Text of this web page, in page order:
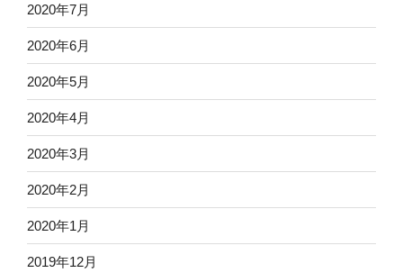
2020年7月
2020年6月
2020年5月
2020年4月
2020年3月
2020年2月
2020年1月
2019年12月